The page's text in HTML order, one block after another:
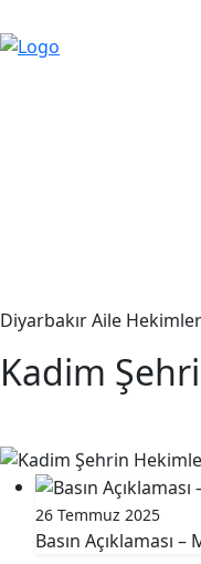
Diyarbakır Aile
Kadim
26 Temmuz 2025
Basın Açıklaması